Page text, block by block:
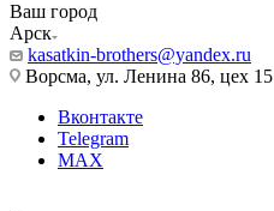
Ваш город
Арск
kasatkin-brothers@yandex.ru
Ворсма, ул. Ленина 86, цех 15
Вконтакте
Telegram
MAX